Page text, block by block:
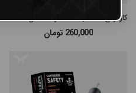
کارتریج Cheyenne قطر 12 مدل Liner
260,000 تومان